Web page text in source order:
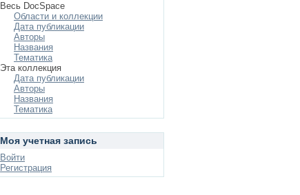
Весь DocSpace
Области и коллекции
Дата публикации
Авторы
Названия
Тематика
Эта коллекция
Дата публикации
Авторы
Названия
Тематика
Моя учетная запись
Войти
Регистрация